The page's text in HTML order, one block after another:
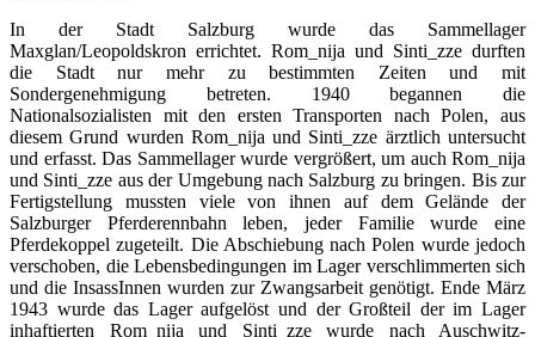
In der Stadt Salzburg wurde das Sammellager
Maxglan/Leopoldskron errichtet. Rom_nija und Sinti_zze durften
die Stadt nur mehr zu bestimmten Zeiten und mit
Sondergenehmigung betreten. 1940 begannen die
Nationalsozialisten mit den ersten Transporten nach Polen, aus
diesem Grund wurden Rom_nija und Sinti_zze ärztlich untersucht
und erfasst. Das Sammellager wurde vergrößert, um auch Rom_nija
und Sinti_zze aus der Umgebung nach Salzburg zu bringen. Bis zur
Fertigstellung mussten viele von ihnen auf dem Gelände der
Salzburger Pferderennbahn leben, jeder Familie wurde eine
Pferdekoppel zugeteilt. Die Abschiebung nach Polen wurde jedoch
verschoben, die Lebensbedingungen im Lager verschlimmerten sich
und die InsassInnen wurden zur Zwangsarbeit genötigt. Ende März
1943 wurde das Lager aufgelöst und der Großteil der im Lager
inhaftierten Rom_nija und Sinti_zze wurde nach Auschwitz-